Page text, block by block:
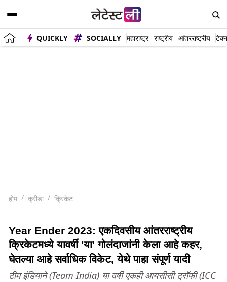
QUICKLY SOCIALLY महाराष्ट्र राष्ट्रीय आंतरराष्ट्रीय
होम क्रीडा क्रिकेट
Year Ender 2023: एकदिवसीय आंतरराष्ट्रीय
क्रिकेटमध्ये यावर्षी 'या' गोलंदाजांनी केला आहे कहर,
घेतल्या आहे सर्वाधिक विकेट, येथे पाहा संपूर्ण यादी
टीम इंडियाने (Team India) या वर्षी एकही आयसीसी ट्रॉफी (ICC